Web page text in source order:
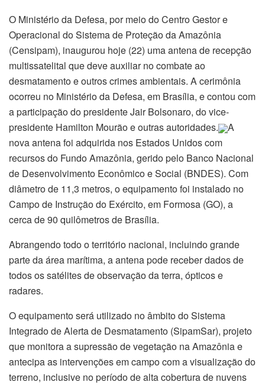
O Ministério da Defesa, por meio do Centro Gestor e
Operacional do Sistema de Proteção da Amazônia
(Censipam), inaugurou hoje (22) uma antena de recepção
multissatelital que deve auxiliar no combate ao
desmatamento e outros crimes ambientais. A cerimônia
ocorreu no Ministério da Defesa, em Brasília, e contou com
a participação do presidente Jair Bolsonaro, do vice-
presidente Hamilton Mourão e outras autoridades.
A
nova antena foi adquirida nos Estados Unidos com
recursos do Fundo Amazônia, gerido pelo Banco Nacional
de Desenvolvimento Econômico e Social (BNDES). Com
diâmetro de 11,3 metros, o equipamento foi instalado no
Campo de Instrução do Exército, em Formosa (GO), a
cerca de 90 quilômetros de Brasília.
Abrangendo todo o território nacional, incluindo grande
parte da área marítima, a antena pode receber dados de
todos os satélites de observação da terra, ópticos e
radares.
O equipamento será utilizado no âmbito do Sistema
Integrado de Alerta de Desmatamento (SipamSar), projeto
que monitora a supressão de vegetação na Amazônia e
antecipa as intervenções em campo com a visualização do
terreno, inclusive no período de alta cobertura de nuvens